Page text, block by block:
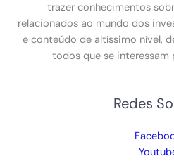
trazer conhecimentos
relacionados ao mundo dos
e conteúdo de altíssimo nível,
todos que se interessam
Redes